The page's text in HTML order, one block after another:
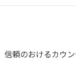
頼のおけるカウ